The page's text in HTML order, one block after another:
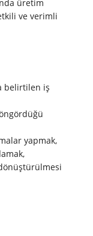
üretim
ve verimli
belirtilen iş
yapmak,